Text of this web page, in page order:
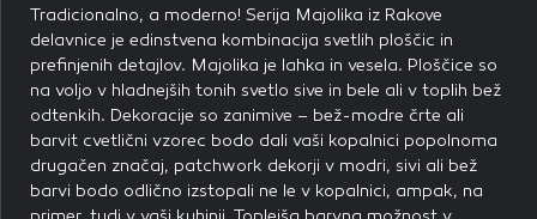
Tradicionalno, a moderno! Serija Majolika iz Rakove
delavnice je edinstvena kombinacija svetlih ploščic in
prefinjenih detajlov. Majolika je lahka in vesela. Ploščice so
na voljo v hladnejših tonih svetlo sive in bele ali v toplih bež
odtenkih. Dekoracije so zanimive – bež-modre črte ali
barvit cvetlični vzorec bodo dali vaši kopalnici popolnoma
drugačen značaj, patchwork dekorji v modri, sivi ali bež
barvi bodo odlično izstopali ne le v kopalnici, ampak, na